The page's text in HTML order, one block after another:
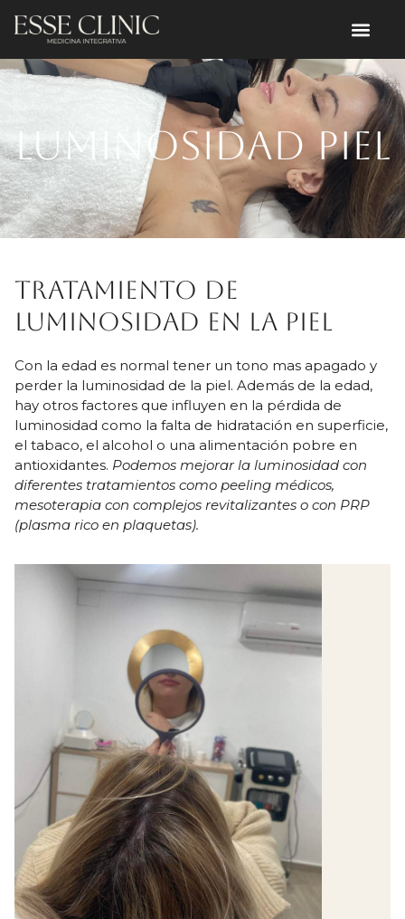
Luminosidad piel
Tratamiento de
luminosidad en la piel
Con la edad es normal tener un tono mas apagado y
perder la luminosidad de la piel. Además de la edad,
hay otros factores que influyen en la pérdida de
luminosidad como la falta de hidratación en superficie,
el tabaco, el alcohol o una alimentación pobre en
antioxidantes. Podemos mejorar la luminosidad con
diferentes tratamientos como peeling médicos,
mesoterapia con complejos revitalizantes o con PRP
(plasma rico en plaquetas).